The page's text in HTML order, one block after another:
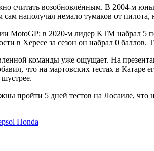
считать возобновлённым. В 2004-м
наполучал немало тумаков от
MotoGP: в 2020-м лидер KTM набрал 5
в Хересе за сезон он набрал 0
команды уже ощущает. На
что на мартовских тестах в Катаре
пройти 5 дней тестов на Лосаиле,
Honda